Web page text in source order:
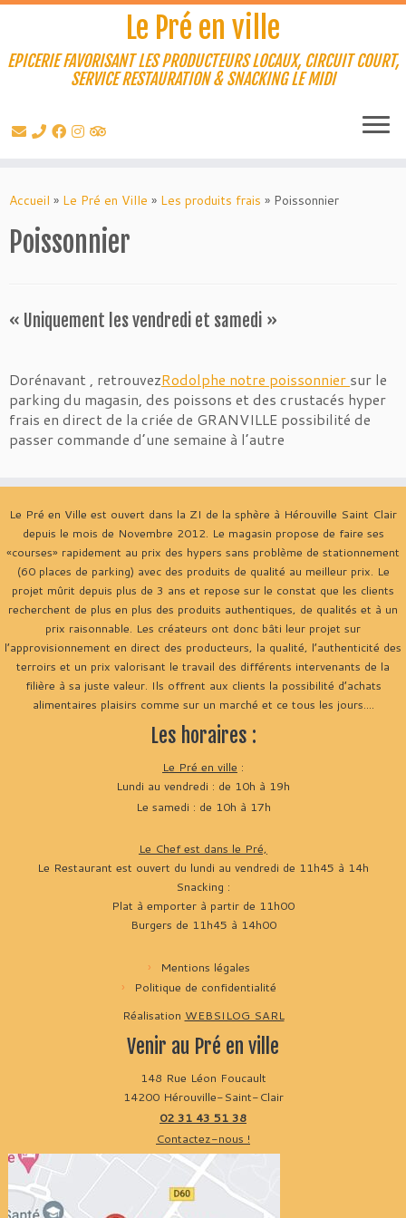
au
Le Pré en ville
EPICERIE FAVORISANT LES PRODUCTEURS LOCAUX, CIRCUIT COURT,
SERVICE RESTAURATION & SNACKING LE MIDI
Accueil » Le Pré en Ville » Les produits frais » Poissonnier
Poissonnier
« Uniquement les vendredi et samedi »
Dorénavant , retrouvezRodolphe notre poissonnier sur le
parking du magasin, des poissons et des crustacés hyper
frais en direct de la criée de GRANVILLE possibilité de
passer commande d’une semaine à l’autre
Le Pré en Ville est ouvert dans la ZI de la sphère à Hérouville Saint Clair
depuis le mois de Novembre 2012. Le magasin propose de faire ses
«courses» rapidement au prix des hypers sans problème de stationnement
(60 places de parking) avec des produits de qualité au meilleur prix. Le
projet mûrit depuis plus de 3 ans et repose sur le constat que les clients
recherchent de plus en plus des produits authentiques, de qualités et à un
prix raisonnable. Les créateurs ont donc bâti leur projet sur
l’approvisionnement en direct des producteurs, la qualité, l’authenticité des
terroirs et un prix valorisant le travail des différents intervenants de la
filière à sa juste valeur. Ils offrent aux clients la possibilité d’achats
alimentaires plaisirs comme sur un marché et ce tous les jours....
Les horaires :
Le Pré en ville :
Lundi au vendredi : de 10h à 19h
Le samedi : de 10h à 17h
Le Chef est dans le Pré,
Le Restaurant est ouvert du lundi au vendredi de 11h45 à 14h
Snacking :
Plat à emporter à partir de 11h00
Burgers de 11h45 à 14h00
Mentions légales
Politique de confidentialité
Réalisation WEBSILOG SARL
Venir au Pré en ville
148 Rue Léon Foucault
14200 Hérouville-Saint-Clair
02 31 43 51 38
Contactez-nous !